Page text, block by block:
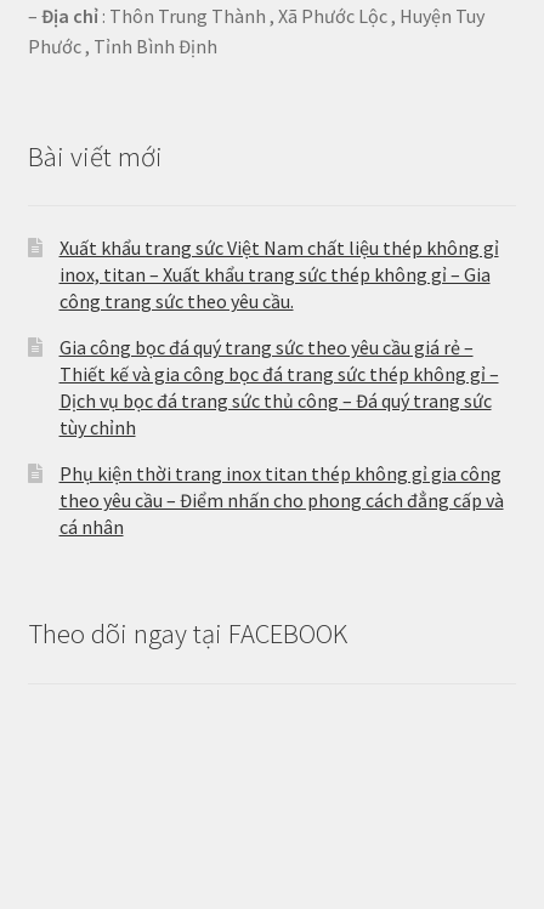
– Địa chỉ: Thôn Trung Thành , Xã Phước Lộc , Huyện Tuy
Phước , Tỉnh Bình Định
Bài viết mới
Xuất khẩu trang sức Việt Nam chất liệu thép không gỉ
inox, titan – Xuất khẩu trang sức thép không gỉ – Gia
công trang sức theo yêu cầu.
Gia công bọc đá quý trang sức theo yêu cầu giá rẻ –
Thiết kế và gia công bọc đá trang sức thép không gỉ –
Dịch vụ bọc đá trang sức thủ công – Đá quý trang sức
tùy chỉnh
Phụ kiện thời trang inox titan thép không gỉ gia công
theo yêu cầu – Điểm nhấn cho phong cách đẳng cấp và
cá nhân
Theo dõi ngay tại FACEBOOK